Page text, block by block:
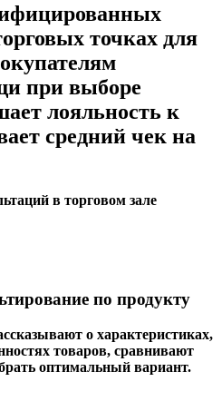
точках для
при выборе
лояльность к
средний чек на
в торговом зале
по продукту
о характеристиках,
товаров, сравнивают
оптимальный вариант.